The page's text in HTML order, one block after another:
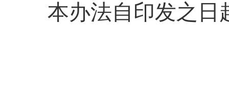
本办法自印发之日